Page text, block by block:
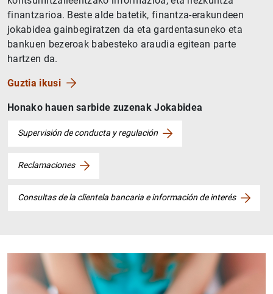
finantzarioa. Beste alde batetik, finantza-erakundeen
jokabidea gainbegiratzen da eta gardentasuneko eta
bankuen bezeroak babesteko araudia egitean parte
hartzen da.
Guztia ikusi
Honako hauen sarbide zuzenak Jokabidea
Supervisión de conducta y regulación
Reclamaciones
Consultas de la clientela bancaria e información de interés